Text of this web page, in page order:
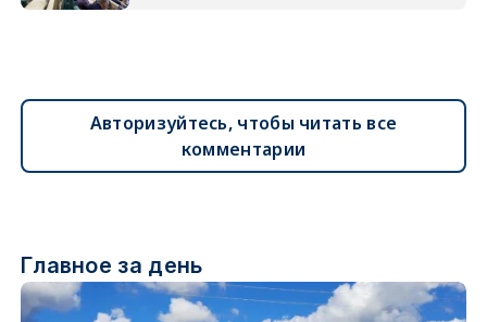
Авторизуйтесь, чтобы читать все
комментарии
Главное за день